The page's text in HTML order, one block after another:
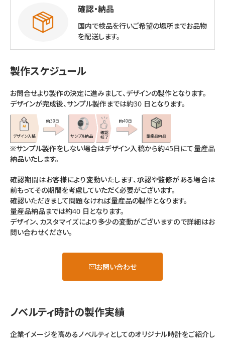
確認・納品
📦
国内で検品を行いご希望の場所までお品物
を配送します。
製作スケジュール
お問合せより製作の決定に進みまして、デザインの製作となります。
デザインが完成後、サンプル製作までは約30 日となります。
デザイン入稿 サンプル納品
確認
校了
量産品納品
約30日 約40日
※サンプル製作をしない場合はデザイン入稿から約45日にて量産品
納品いたします。
確認期間はお客様により変動いたします、承認や監修がある場合は
前もってその期間を考慮していただく必要がございます。
確認いただきまして問題なければ量産品の製作となります。
量産品納品までは約40 日となります。
デザイン、カスタマイズにより多少の変動がございますので詳細はお
問い合わせください。
お問い合わせ
ノベルティ時計の製作実績
企業イメージを高めるノベルティとしてのオリジナル時計をご紹介し